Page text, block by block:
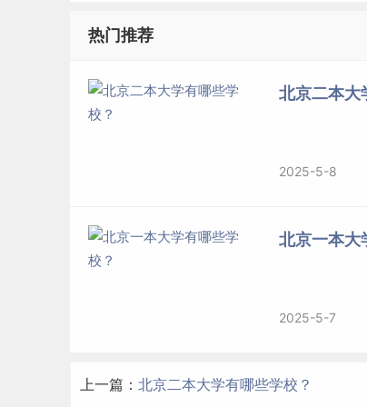
国重点大学；1960年，被确定为综合性全
标签： 北京一本大学
热门推荐
北京二本大
2025-5-8
北京一本大
2025-5-7
上一篇： 北京二本大学有哪些学校？